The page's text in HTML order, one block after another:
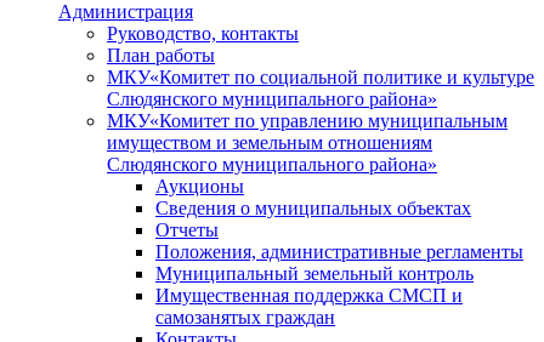
Администрация
Руководство, контакты
План работы
МКУ«Комитет по социальной политике и культуре
Слюдянского муниципального района»
МКУ«Комитет по управлению муниципальным
имуществом и земельным отношениям
Слюдянского муниципального района»
Аукционы
Сведения о муниципальных объектах
Отчеты
Положения, административные регламенты
Муниципальный земельный контроль
Имущественная поддержка СМСП и
самозанятых граждан